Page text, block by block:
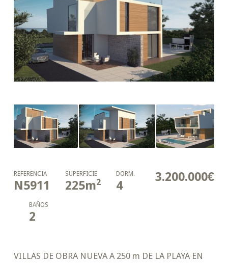
3.200.000€
REFERENCIA
N5911
SUPERFICIE
225m2
DORM.
4
BAÑOS
2
VILLAS DE OBRA NUEVA A 250 m DE LA PLAYA EN